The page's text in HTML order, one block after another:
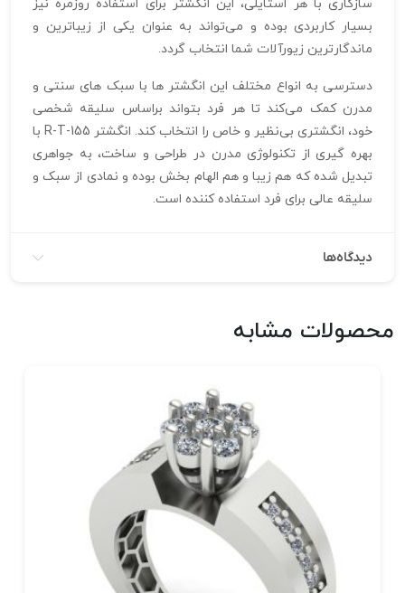
سازگاری با هر استایلی، این انگشتر برای استفاده روزمره نیز
بسیار کاربردی بوده و می‌تواند به عنوان یکی از زیباترین و
ماندگارترین زیورآلات شما انتخاب گردد.
دسترسی به انواع مختلف این انگشتر ها با سبک‌ های سنتی و
مدرن کمک می‌کند تا هر فرد بتواند براساس سلیقه شخصی
خود، انگشتری بی‌نظیر و خاص را انتخاب کند. انگشتر R-T-155 با
بهره‌ گیری از تکنولوژی مدرن در طراحی و ساخت، به جواهری
تبدیل شده که هم زیبا و هم الهام‌ بخش بوده و نمادی از سبک و
سلیقه عالی برای فرد استفاده‌ کننده است.
دیدگاه‌ها
محصولات مشابه